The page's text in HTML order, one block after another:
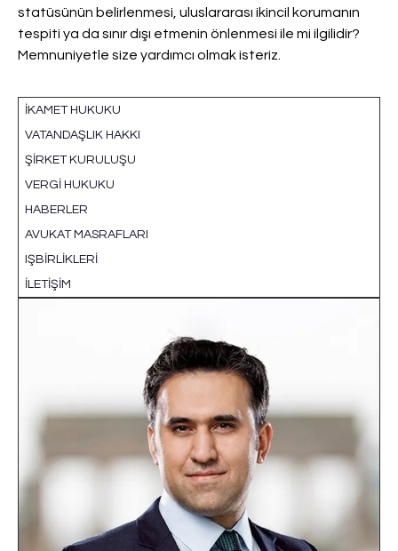
statüsünün belirlenmesi, uluslararası ikincil korumanın
tespiti ya da sınır dışı etmenin önlenmesi ile mi ilgilidir?
Memnuniyetle size yardımcı olmak isteriz.
İKAMET HUKUKU
VATANDAŞLIK HAKKI
ŞIRKET KURULUŞU
VERGI HUKUKU
HABERLER
AVUKAT MASRAFLARI
IŞBIRLIKLERI
İLETIŞIM